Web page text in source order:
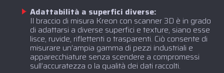
Adattabilità a superfici diverse:
Il braccio di misura Kreon con scanner 3D è in grado
di adattarsi a diverse superfici e texture, siano esse
lisce, ruvide, riflettenti o trasparenti. Ciò consente di
misurare un’ampia gamma di pezzi industriali e
apparecchiature senza scendere a compromessi
sull’accuratezza o la qualità dei dati raccolti.